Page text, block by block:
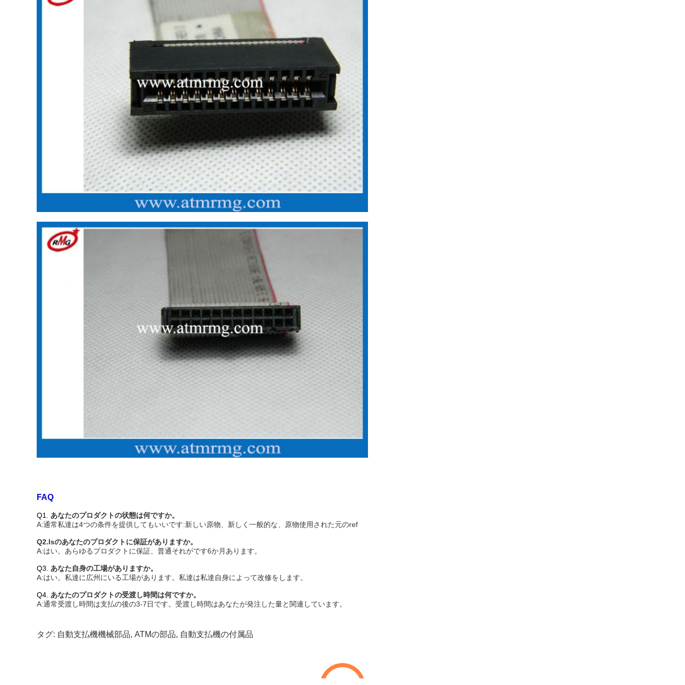
FAQ
Q1. あなたのプロダクトの状態は何ですか。
A:通常私達は4つの条件を提供してもいいです:新しい原物、新しく一般的な、原物使用された元のref
Q2.Isのあなたのプロダクトに保証がありますか。
A:はい。あらゆるプロダクトに保証、普通それがです6か月あります。
Q3. あなた自身の工場がありますか。
A:はい。私達に広州にいる工場があります。私達は私達自身によって改修をします。
Q4. あなたのプロダクトの受渡し時間は何ですか。
A:通常受渡し時間は支払の後の3-7日です。受渡し時間はあなたが発注した量と関連しています。
タグ: 自動支払機機械部品, ATMの部品, 自動支払機の付属品